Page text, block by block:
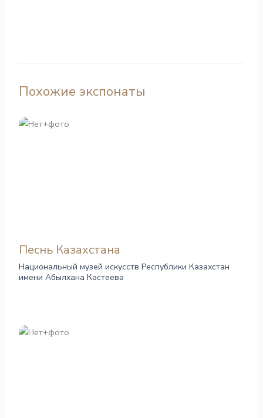
Похожие экспонаты
Песнь Казахстана
Национальный музей искусств Республики Казахстан
имени Абылхана Кастеева